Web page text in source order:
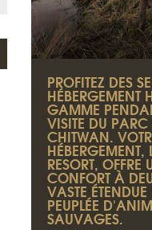
PROFITEZ DES
HÉBERGEMENT
GAMME
VISITE DU
CHITWAN.
RESORT,
CONFORT À
VASTE ÉTENDUE
PEUPLÉE
SAUVAGES.